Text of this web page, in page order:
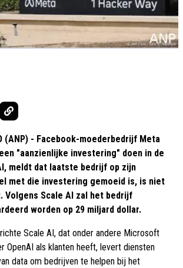
(ANP) - Facebook-moederbedrijf Meta
"aanzienlijke investering" doen in de
meldt dat laatste bedrijf op zijn
met die investering gemoeid is, is niet
Volgens Scale AI zal het bedrijf
worden op 29 miljard dollar.
Scale AI, dat onder andere Microsoft
OpenAI als klanten heeft, levert diensten
data om bedrijven te helpen bij het